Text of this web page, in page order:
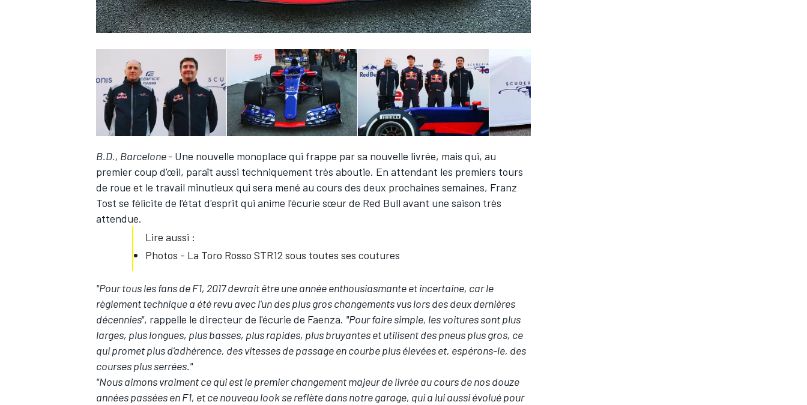
WEC
B.D., Barcelone - Une nouvelle monoplace qui frappe par sa nouvelle livrée, mais qui, au
premier coup d'œil, paraît aussi techniquement très aboutie. En attendant les premiers tours
de roue et le travail minutieux qui sera mené au cours des deux prochaines semaines, Franz
Tost se félicite de l'état d'esprit qui anime l'écurie sœur de Red Bull avant une saison très
attendue.
Lire aussi :
Photos - La Toro Rosso STR12 sous toutes ses coutures
"Pour tous les fans de F1, 2017 devrait être une année enthousiasmante et incertaine, car le
règlement technique a été revu avec l'un des plus gros changements vus lors des deux dernières
décennies", rappelle le directeur de l'écurie de Faenza. "Pour faire simple, les voitures sont plus
larges, plus longues, plus basses, plus rapides, plus bruyantes et utilisent des pneus plus gros, ce
qui promet plus d'adhérence, des vitesses de passage en courbe plus élevées et, espérons-le, des
courses plus serrées."
"Nous aimons vraiment ce qui est le premier changement majeur de livrée au cours de nos douze
années passées en F1, et ce nouveau look se reflète dans notre garage, qui a lui aussi évolué pour